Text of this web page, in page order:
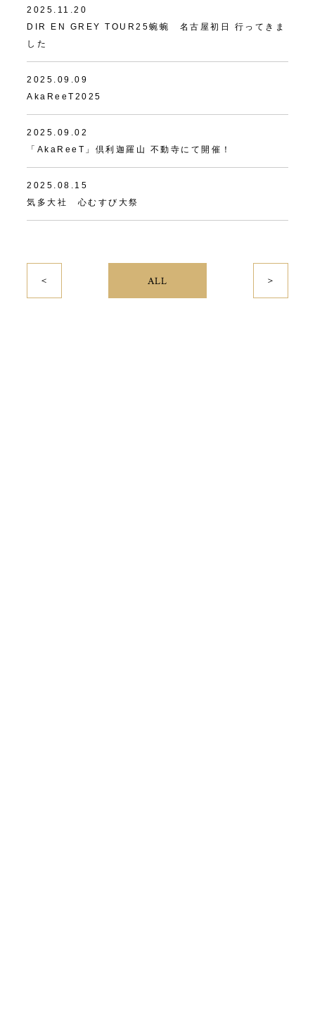
2025.11.20
DIR EN GREY TOUR25蜿蜿 名古屋初日 行ってきま
した
2025.09.09
AkaReeT2025
2025.09.02
「AkaReeT」倶利迦羅山 不動寺にて開催！
2025.08.15
気多大社 心むすび大祭
＜ ALL ＞